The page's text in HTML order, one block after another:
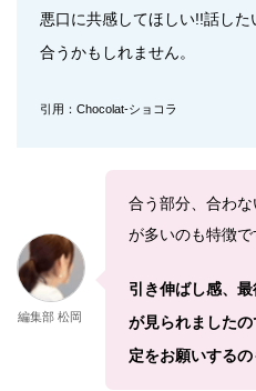
悪口に共感してほしい!!話し
合うかもしれません。
引用：Chocolat-ショコラ
編集部 松岡
合う部分、合わ
が多いのも特徴で
引き伸ばし感、
が見られました
定をお願いするの